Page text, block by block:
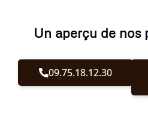
Un aperçu de nos
09.75.18.12.30